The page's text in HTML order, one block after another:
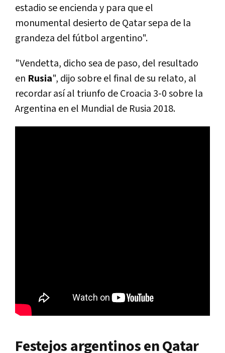
estadio se encienda y para que el
monumental desierto de Qatar sepa de la
grandeza del fútbol argentino".
"Vendetta, dicho sea de paso, del resultado
en Rusia", dijo sobre el final de su relato, al
recordar así al triunfo de Croacia 3-0 sobre la
Argentina en el Mundial de Rusia 2018.
Festejos argentinos en Qatar